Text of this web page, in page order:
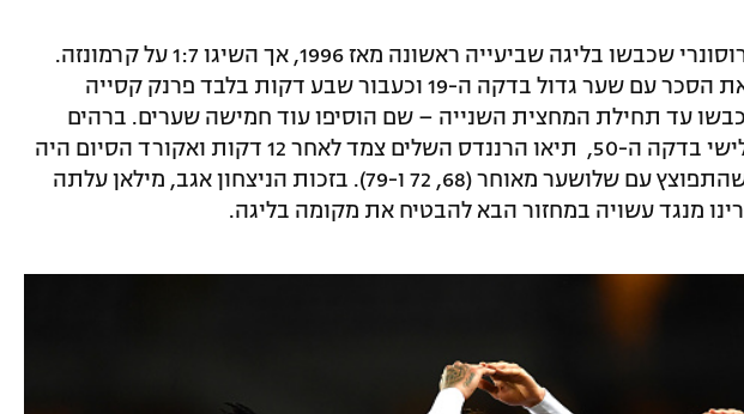
חגיגה גדולה של הרוסונרי שכבשו בליגה שביעייה ראשונה מאז 1996, אך השיגו 1:7 על קרמונזה.
תיאו הרננדס פרץ את הסכר עם שער גדול בדקה ה-19 וכעבור שבע דקות בלבד פרנק קסייה
כבשו עד תחילת המחצית השנייה – שם הוסיפו עוד חמישה שערים. ברהים
דיאס כבש את השלישי בדקה ה-50, תיאו הרננדס השלים צמד לאחר 12 דקות ואקורד הסיום היה
שייך לאנטה רביץ' שהתפוצץ עם שלושער מאוחר (68, 72 ו-79). בזכות הניצחון אגב, מילאן עלתה
מנגד עשויה במחזור הבא להבטיח את מקומה בליגה.